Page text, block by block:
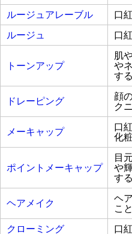
ルージュアレーブル
口紅
ルージュ
口紅
トーンアップ
肌
や
す
ドレーピング
顔
ク
メーキャップ
口
化
ポイントメーキャップ
目
や
す
ヘアメイク
ヘ
こと
クローミング
口